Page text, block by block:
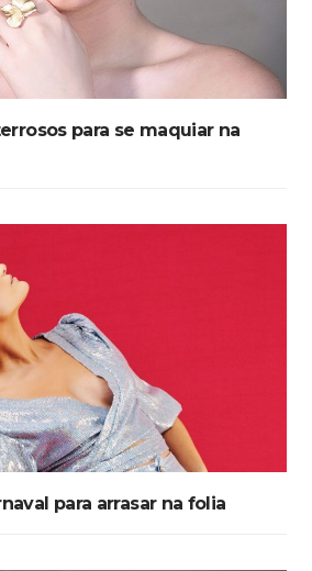
para se maquiar na
para arrasar na folia